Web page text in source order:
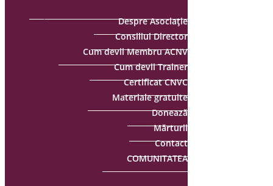
Despre Asociație
Consiliul Director
Cum devii Membru ACNV
Cum devii Trainer
Certificat CNVC
Materiale gratuite
Donează
Mărturii
Contact
COMUNITATEA